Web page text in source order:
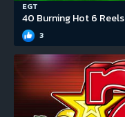
EGT
40 Burning Hot 6 Reels
3